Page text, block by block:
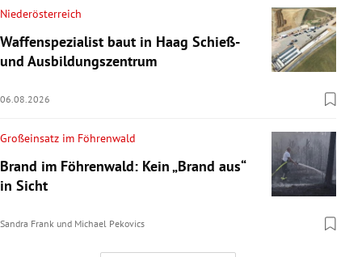
Niederösterreich
Waffenspezialist baut in Haag Schieß-
und Ausbildungszentrum
06.08.2026
Großeinsatz im Föhrenwald
Brand im Föhrenwald: Kein „Brand aus“
in Sicht
Sandra Frank und Michael Pekovics